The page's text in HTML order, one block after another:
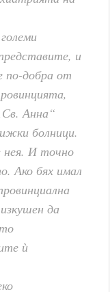
и
по-добра от
Анна“
болници.
И точно
Ако бях имал
да
ѝ